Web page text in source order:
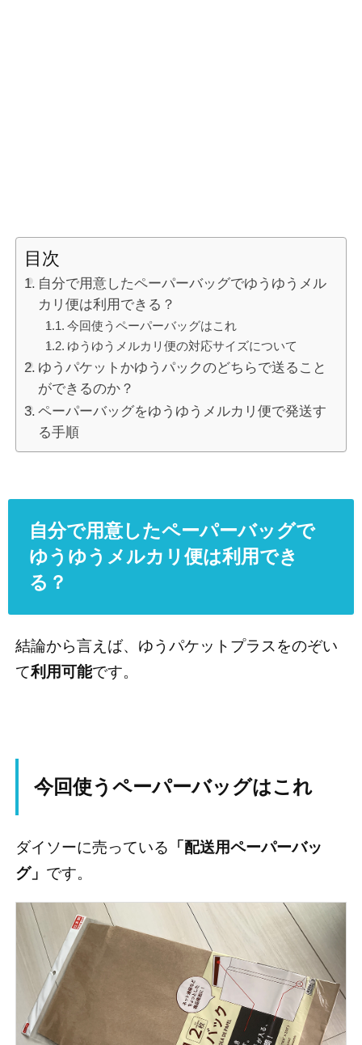
目次
自分で用意したペーパーバッグでゆうゆうメル
カリ便は利用できる？
今回使うペーパーバッグはこれ
ゆうゆうメルカリ便の対応サイズについて
ゆうパケットかゆうパックのどちらで送ること
ができるのか？
ペーパーバッグをゆうゆうメルカリ便で発送す
る手順
自分で用意したペーパーバッグで
ゆうゆうメルカリ便は利用でき
る？
結論から言えば、ゆうパケットプラスをのぞい
て利用可能です。
今回使うペーパーバッグはこれ
ダイソーに売っている 「配送用ペーパーバッ
グ」 です。